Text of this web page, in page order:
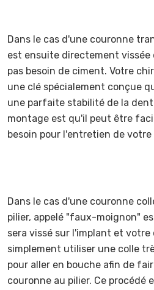
Dans le cas d'une couronne
est ensuite directement vissée
pas besoin de ciment. Votre
une clé spécialement conçue
une parfaite stabilité de la
montage est qu'il peut être
besoin pour l'entretien de
Dans le cas d'une couronne
pilier, appelé "faux-moignon"
sera vissé sur l'implant et
simplement utiliser une colle
pour aller en bouche afin de
couronne au pilier. Ce procédé